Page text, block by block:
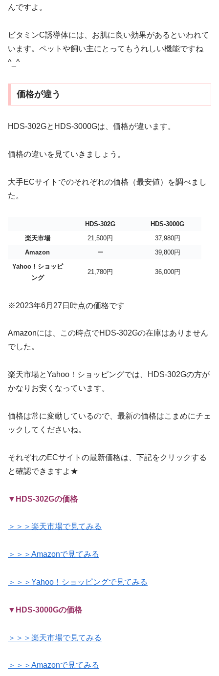
んですよ。
ビタミンC誘導体には、お肌に良い効果があるといわれて
います。ペットや飼い主にとってもうれしい機能ですね
^_^
価格が違う
HDS-302GとHDS-3000Gは、価格が違います。
価格の違いを見ていきましょう。
大手ECサイトでのそれぞれの価格（最安値）を調べまし
た。
HDS-302G
HDS-3000G
楽天市場
21,500円
37,980円
Amazon
ー
39,800円
Yahoo！ショッピ
ング
21,780円 36,000円
※2023年6月27日時点の価格です
Amazonには、この時点でHDS-302Gの在庫はありません
でした。
楽天市場とYahoo！ショッピングでは、HDS-302Gの方が
かなりお安くなっています。
価格は常に変動しているので、最新の価格はこまめにチェ
ックしてくださいね。
それぞれのECサイトの最新価格は、下記をクリックする
と確認できますよ★
▼HDS-302Gの価格
＞＞＞楽天市場で見てみる
＞＞＞Amazonで見てみる
＞＞＞Yahoo！ショッピングで見てみる
▼HDS-3000Gの価格
＞＞＞楽天市場で見てみる
＞＞＞Amazonで見てみる